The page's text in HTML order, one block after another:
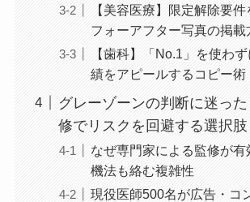
【美容医療】限定解除要
フォーアフター写真の掲載
【歯科】「No.1」を使わ
績をアピールするコピー術
グレーゾーンの判断に迷っ
修でリスクを回避する選択肢
なぜ専門家による監修が
機法も絡む複雑性
現役医師500名が広告・コ